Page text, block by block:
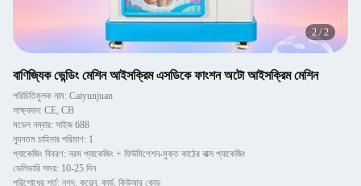
2 /2
বাণিজ্যিক ভেন্ডিং মেশিন আইসক্রিম এসডিকে ফাংশন অটো আইসক্রিম মেশিন
পরিচিতিমুলক নাম: Caiyunjuan
সাক্ষ্যদান: CE, CB
মডেল নম্বার: সাইজ 688
ন্যূনতম চাহিদার পরিমাণ: 1
প্যাকেজিং বিবরণ: নরম প্যাকেজিং + ফিউমিগেশন-মুক্ত কাঠের বাক্স প্যাকেজিং
ডেলিভারি সময়: 10-25 দিন
পরিশোধের শর্ত: নগদ, কয়েন, কার্ড, কিউআর কোড